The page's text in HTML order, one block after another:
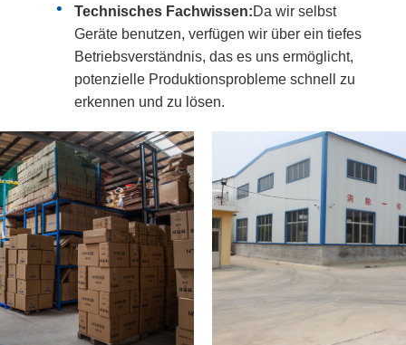
Technisches Fachwissen:Da wir selbst
Geräte benutzen, verfügen wir über ein tiefes
Betriebsverständnis, das es uns ermöglicht,
potenzielle Produktionsprobleme schnell zu
erkennen und zu lösen.